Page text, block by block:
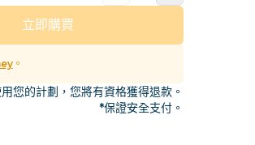
立即購買
。
您的計劃，您將有資格獲得退款。
*保證安全支付。